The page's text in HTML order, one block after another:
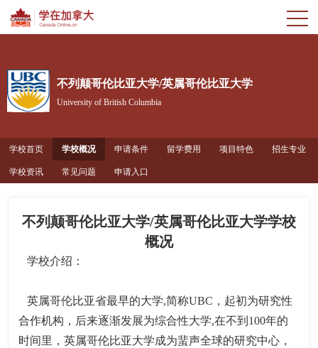
不列颠哥伦比亚大学/英属哥伦比亚大学
University of British Columbia
学校首页 学校概况 申请条件 留学费用 项目特色 招生专业
学校资讯 常见问题 申请入口
不列颠哥伦比亚大学/英属哥伦比亚大学学校
概况
学校介绍：
英属哥伦比亚省最早的大学,简称UBC，起初为研究性
合作机构，后来逐渐发展为综合性大学,在不到100年的
时间里，英属哥伦比亚大学成为蜚声全球的研究中心，